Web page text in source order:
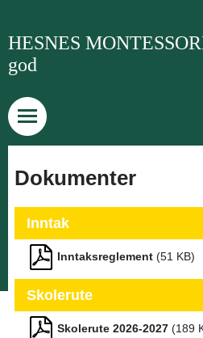
HESNES
god
Dokumenter
Inntak
Inntaksreglement (51 KB)
Skolerute
Skolerute 2026-2027 (189